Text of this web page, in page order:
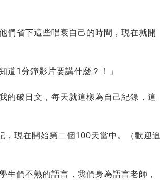
們省下這些唱衰自己的時間，現在就開
1分鐘影片要講什麼？！」
的破日文，每天就這樣為自己紀錄，這
現在開始第二個100天當中。（歡迎追
生們不熟的語言，我們身為語言老師，